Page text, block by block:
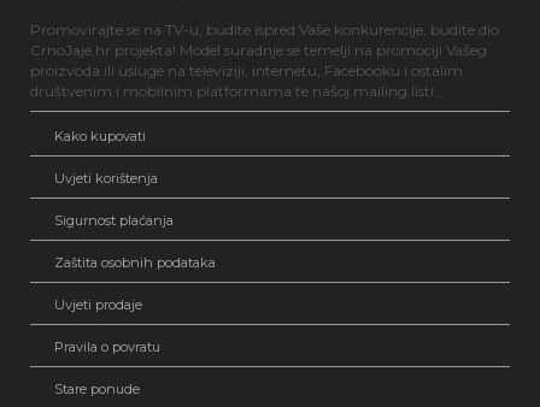
Promovirajte se na TV-u, budite ispred Vaše konkurencije, budite dio
CrnoJaje.hr projekta! Model suradnje se temelji na promociji Vašeg
proizvoda ili usluge na televiziji, internetu, Facebooku i ostalim
društvenim i mobilnim platformama te našoj mailing listi...
Kako kupovati
Uvjeti korištenja
Sigurnost plaćanja
Zaštita osobnih podataka
Uvjeti prodaje
Pravila o povratu
Stare ponude